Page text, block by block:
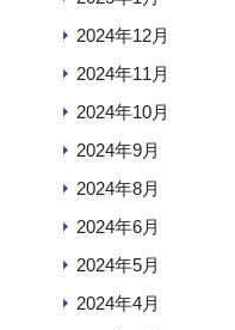
2024年12月
2024年11月
2024年10月
2024年9月
2024年8月
2024年6月
2024年5月
2024年4月